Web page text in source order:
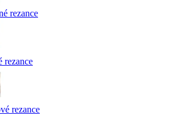
rezance
rezance
rezance